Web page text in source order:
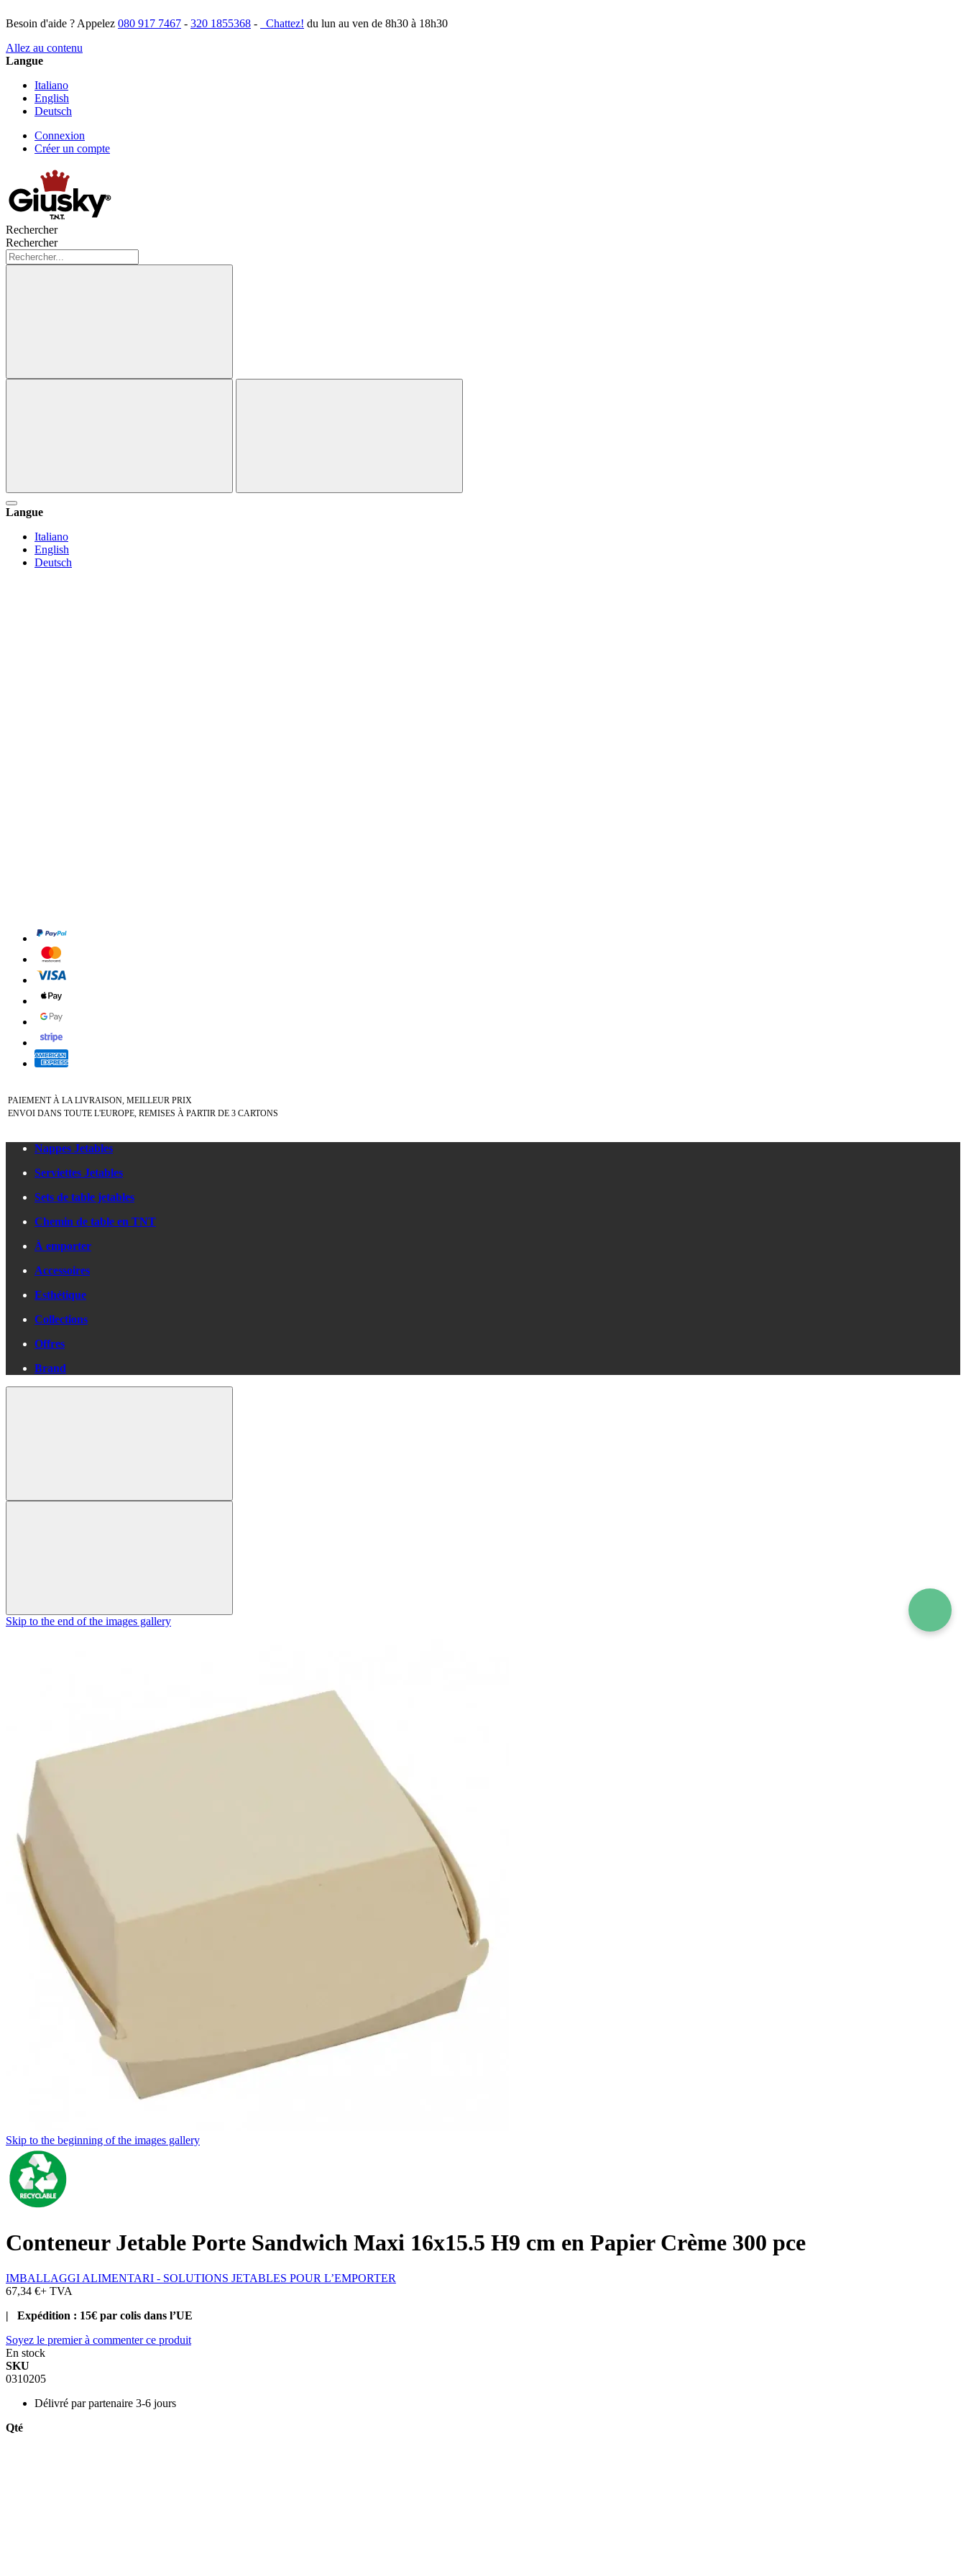
Besoin d'aide ? Appelez 080 917 7467 - 320 1855368 - Chattez! du lun au ven de 8h30 à 18h30
Allez au contenu
Langue
Italiano
English
Deutsch
Connexion
Créer un compte
Rechercher
Rechercher
Langue
Italiano
English
Deutsch
PAIEMENT À LA LIVRAISON, MEILLEUR PRIX
ENVOI DANS TOUTE L'EUROPE, REMISES À PARTIR DE 3 CARTONS
Nappes Jetables
Serviettes Jetables
Sets de table jetables
Chemin de table en TNT
À emporter
Accessoires
Esthétique
Collections
Offres
Brand
Skip to the end of the images gallery
Skip to the beginning of the images gallery
Conteneur Jetable Porte Sandwich Maxi 16x15.5 H9 cm en Papier Crème 300 pce
IMBALLAGGI ALIMENTARI - SOLUTIONS JETABLES POUR L’EMPORTER
67,34 €+ TVA
| Expédition : 15€ par colis dans l’UE
Soyez le premier à commenter ce produit
En stock
SKU
0310205
Délivré par partenaire 3-6 jours
Qté